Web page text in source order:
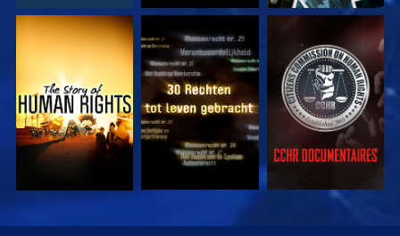
KIJK KIJK KIJK